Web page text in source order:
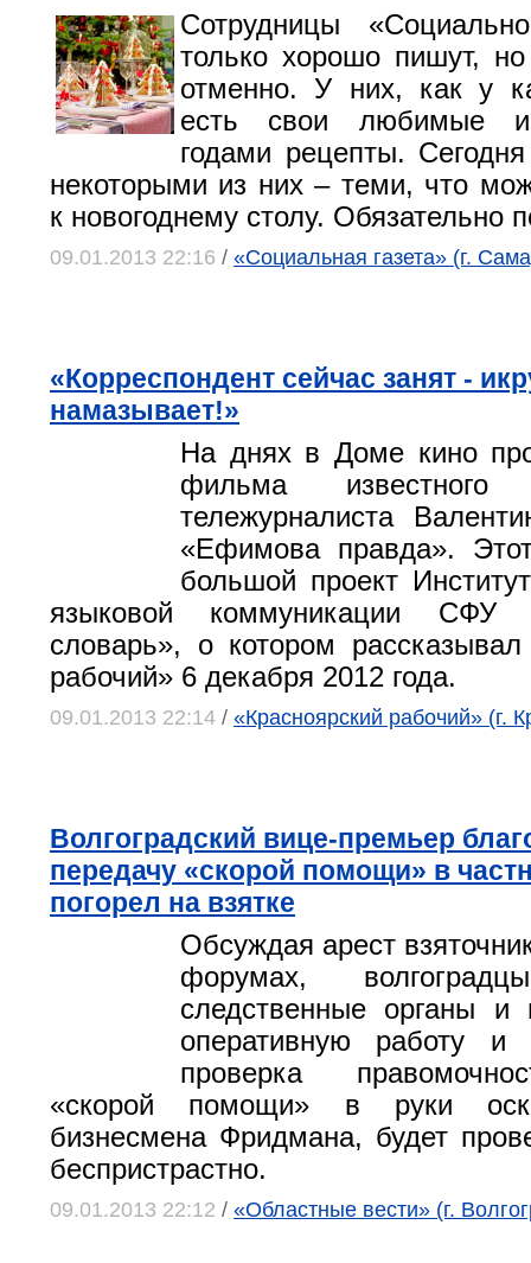
Сотрудницы
только хорошо пишут,
отменно. У них, как у
есть свои любимые и
годами рецепты.
некоторыми из них – теми, что
к новогоднему столу. Обязательно
09.01.2013 22:16 / «Социальная газета» (г.
«Корреспондент сейчас занят -
намазывает!»
На днях в Доме кино
фильма известного
тележурналиста
«Ефимова правда».
большой проект
языковой коммуникации СФУ
словарь», о котором рассказывал
рабочий» 6 декабря 2012 года.
09.01.2013 22:14 / «Красноярский рабочий» (г.
Волгоградский вице-премьер
передачу «скорой помощи» в
погорел на взятке
Обсуждая арест
форумах,
следственные органы и
оперативную работу и
проверка
«скорой помощи» в руки
бизнесмена Фридмана, будет
беспристрастно.
09.01.2013 22:12 / «Областные вести» (г.